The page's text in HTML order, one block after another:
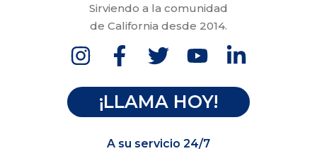
Sirviendo a la comunidad
de California desde 2014.
¡LLAMA HOY!
A su servicio 24/7